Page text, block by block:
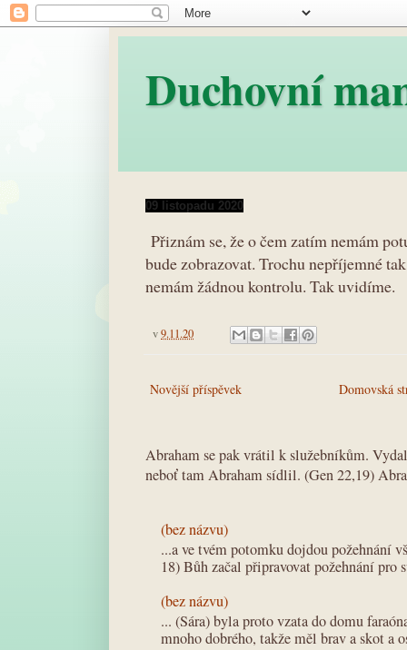
Duchovní
09 listopadu 2020
Přiznám se, že o čem zatím nemám
bude zobrazovat. Trochu nepříjemné
nemám žádnou kontrolu. Tak uvidíme.
v9.11.20
Novější příspěvek Domovská
Abraham se pak vrátil k služebníkům.
neboť tam Abraham sídlil. (Gen 22,19)
(bez názvu)
...a ve tvém potomku dojdou požehnání
18) Bůh začal připravovat požehnání pro
(bez názvu)
... (Sára) byla proto vzata do domu
mnoho dobrého, takže měl brav a skot a